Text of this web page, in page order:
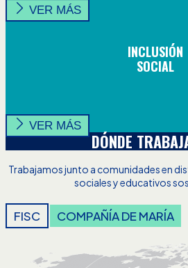
VER MÁS
INCLUSIÓN
SOCIAL
VER MÁS
DÓNDE
Trabajamos junto a comunidades en
sociales y educativos
FISC COMPAÑÍA DE MARÍA